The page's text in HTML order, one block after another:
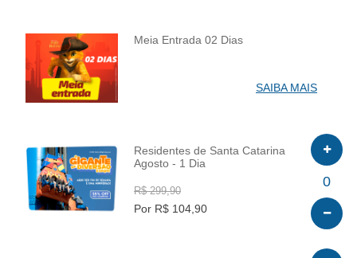
INFO
Meia Entrada 02 Dias
SAIBA MAIS
INFO
Residentes de Santa Catarina
Agosto - 1 Dia
R$ 299,90
Por R$ 104,90
0